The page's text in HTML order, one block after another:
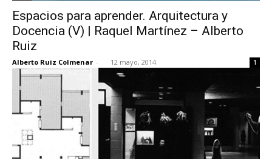
Espacios para aprender. Arquitectura y
Docencia (V) | Raquel Martínez – Alberto
Ruiz
Alberto Ruiz Colmenar - 12 mayo, 2014 1